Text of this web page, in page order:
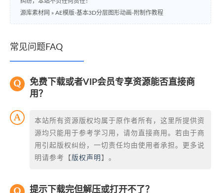
源库素材网 » AE模版-基本3D分层图形动画-附制作教程
常见问题FAQ
免费下载或者VIP会员专享资源能否直接商
用？
本站所有资源版权均属于原作者所有，这里所提供资
源均只能用于参考学习用，请勿直接商用。若由于商
用引起版权纠纷，一切责任均由使用者承担。更多说
明请参考【 版权声明 】。
提示下载完但解压或打开不了？